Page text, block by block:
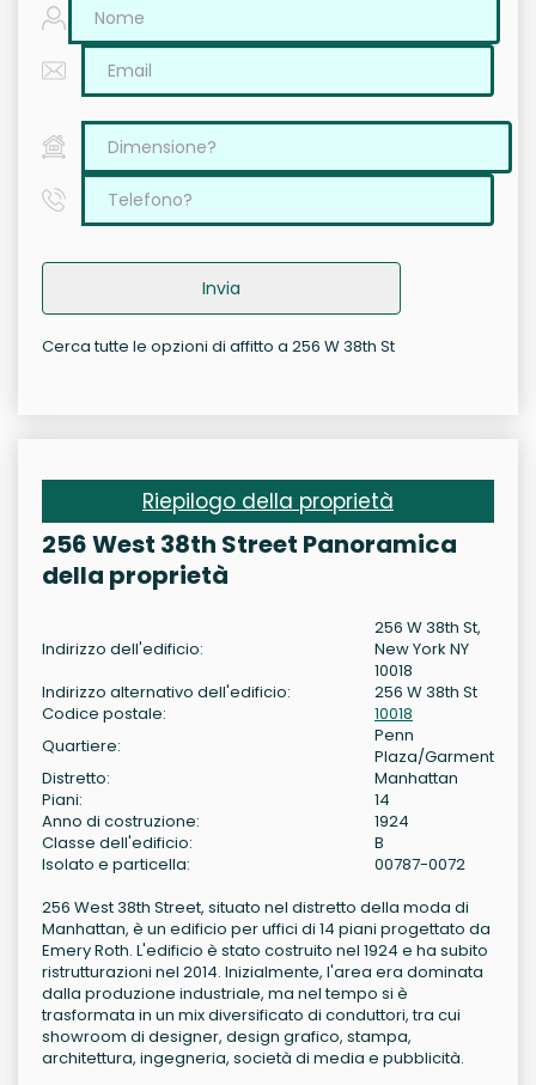
Invia
Cerca tutte le opzioni di affitto a 256 W 38th St
Riepilogo della proprietà
256 West 38th Street Panoramica
della proprietà
Indirizzo dell'edificio:
256 W 38th St,
New York NY
10018
Indirizzo alternativo dell'edificio:
256 W 38th St
Codice postale:
10018
Quartiere:
Penn
Plaza/Garment
Distretto:
Manhattan
Piani:
14
Anno di costruzione:
1924
Classe dell'edificio:
B
Isolato e particella:
00787-0072
256 West 38th Street, situato nel distretto della moda di
Manhattan, è un edificio per uffici di 14 piani progettato da
Emery Roth. L'edificio è stato costruito nel 1924 e ha subito
ristrutturazioni nel 2014. Inizialmente, l'area era dominata
dalla produzione industriale, ma nel tempo si è
trasformata in un mix diversificato di conduttori, tra cui
showroom di designer, design grafico, stampa,
architettura, ingegneria, società di media e pubblicità.